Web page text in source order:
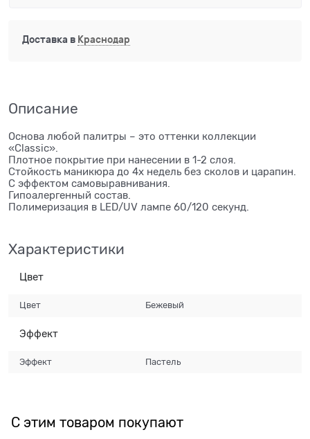
Доставка в Краснодар
Описание
Основа любой палитры – это оттенки коллекции
«Classic».
Плотное покрытие при нанесении в 1-2 слоя.
Стойкость маникюра до 4х недель без сколов и царапин.
С эффектом самовыравнивания.
Гипоалергенный состав.
Полимеризация в LED/UV лампе 60/120 секунд.
Характеристики
Цвет
Цвет Бежевый
Эффект
Эффект Пастель
С этим товаром покупают